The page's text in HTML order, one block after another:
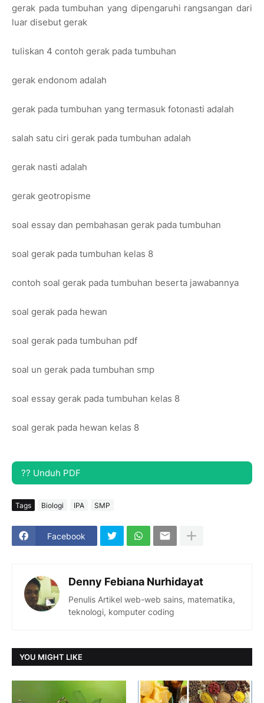
gerak pada tumbuhan yang dipengaruhi rangsangan dari
luar disebut gerak
tuliskan 4 contoh gerak pada tumbuhan
gerak endonom adalah
gerak pada tumbuhan yang termasuk fotonasti adalah
salah satu ciri gerak pada tumbuhan adalah
gerak nasti adalah
gerak geotropisme
soal essay dan pembahasan gerak pada tumbuhan
soal gerak pada tumbuhan kelas 8
contoh soal gerak pada tumbuhan beserta jawabannya
soal gerak pada hewan
soal gerak pada tumbuhan pdf
soal un gerak pada tumbuhan smp
soal essay gerak pada tumbuhan kelas 8
soal gerak pada hewan kelas 8
?? Unduh PDF
Tags Biologi IPA SMP
Facebook
Denny Febiana Nurhidayat
Penulis Artikel web-web sains, matematika,
teknologi, komputer coding
YOU MIGHT LIKE